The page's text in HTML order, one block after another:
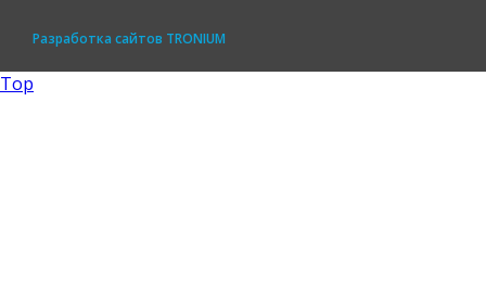
Разработка сайтов TRONIUM
Top